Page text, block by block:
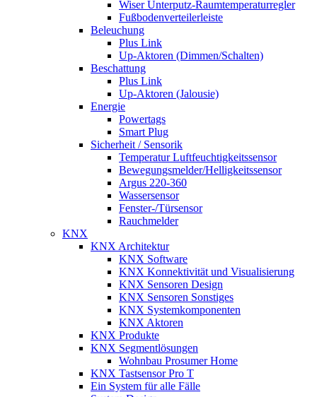
Wiser Unterputz-Raumtemperaturregler
Fußbodenverteilerleiste
Beleuchung
Plus Link
Up-Aktoren (Dimmen/Schalten)
Beschattung
Plus Link
Up-Aktoren (Jalousie)
Energie
Powertags
Smart Plug
Sicherheit / Sensorik
Temperatur Luftfeuchtigkeitssensor
Bewegungsmelder/Helligkeitssensor
Argus 220-360
Wassersensor
Fenster-/Türsensor
Rauchmelder
KNX
KNX Architektur
KNX Software
KNX Konnektivität und Visualisierung
KNX Sensoren Design
KNX Sensoren Sonstiges
KNX Systemkomponenten
KNX Aktoren
KNX Produkte
KNX Segmentlösungen
Wohnbau Prosumer Home
KNX Tastsensor Pro T
Ein System für alle Fälle